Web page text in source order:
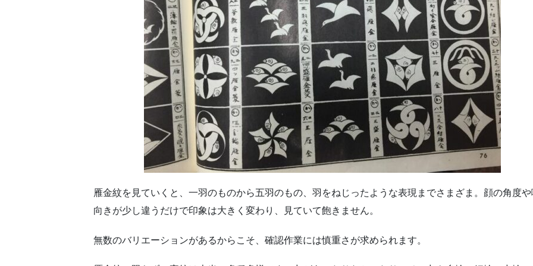
雁金紋を見ていくと、一羽のものから五羽のもの、羽をねじったような表現までさまざま。顔の角度
向きが少し違うだけで印象は大きく変わり、見ていて飽きません。
無数のバリエーションがあるからこそ、確認作業には慎重さが求められます。